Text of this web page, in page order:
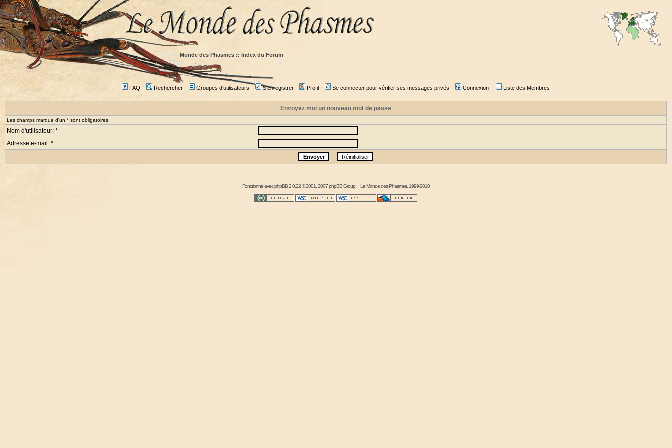
Monde des Phasmes :: Index du Forum
FAQ Rechercher Groupes d'utilisateurs S'enregistrer Profil Se connecter pour vérifier ses messages privés Connexion Liste des Membres
Envoyez moi un nouveau mot de passe
Les champs marqué d'un * sont obligatoires.
Nom d'utilisateur: *
Adresse e-mail: *
Fonctionne avecphpBB2.0.22 © 2001, 2007 phpBB Group : :Le Monde des Phasmes, 1999-2010